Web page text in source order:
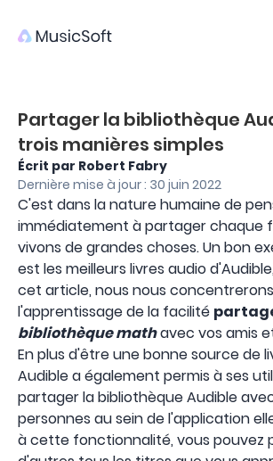
Partager la bibliothèque
trois manières simples
Écrit par Robert Fabry
Dernière mise à jour : 30 juin 2022
C'est dans la nature humaine de
immédiatement à partager chaque
vivons de grandes choses. Un bon
est les meilleurs livres audio
cet article, nous nous
l'apprentissage de la facilité
bibliothèque mathavec vos amis
En plus d'être une bonne source de
Audible a également permis à ses
partager la bibliothèque Audible
personnes au sein de l'application
à cette fonctionnalité, vous pouvez